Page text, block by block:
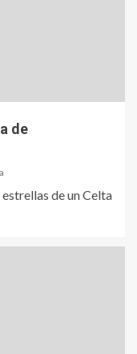
de
de un Celta